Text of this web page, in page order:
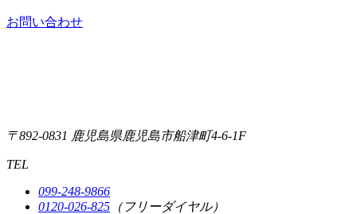
お問い合わせ
〒892-0831 鹿児島県鹿児島市船津町4-6-1F
TEL
099-248-9866
0120-026-825 （フリーダイヤル）